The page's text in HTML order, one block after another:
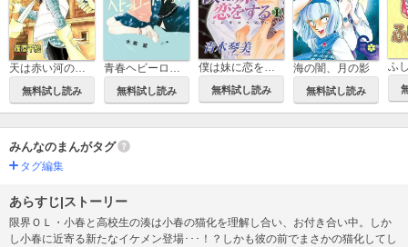
天は赤い河のほとり
無料試し読み 無料試し読み
僕は妹に恋をする
無料試し読み
海の闇、月の影
無料試し読み
ふ
みんなのまんがタグ
タグ編集
あらすじ|ストーリー
限界ＯＬ・小春と高校生の湊は小春の猫化を理解し合い、お付き合い中。しか
し小春に近寄る新たなイケメン登場･･･！？しかも彼の前でまさかの猫化してし